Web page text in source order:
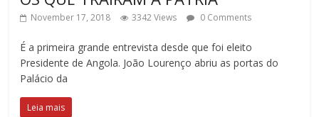
November 17, 2018 3342 Views 0 Comments
É a primeira grande entrevista desde que foi eleito
Presidente de Angola. João Lourenço abriu as portas do
Palácio da
Leia mais